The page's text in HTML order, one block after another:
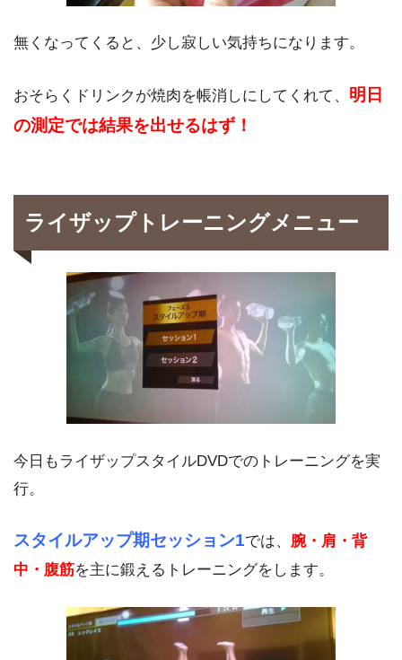
無くなってくると、少し寂しい気持ちになります。
おそらくドリンクが焼肉を帳消しにしてくれて、 明日
の測定では結果を出せるはず！
ライザップトレーニングメニュー
今日もライザップスタイルDVDでのトレーニングを実
行。
スタイルアップ期セッション1では、 腕・肩・背
中・腹筋を主に鍛えるトレーニングをします。